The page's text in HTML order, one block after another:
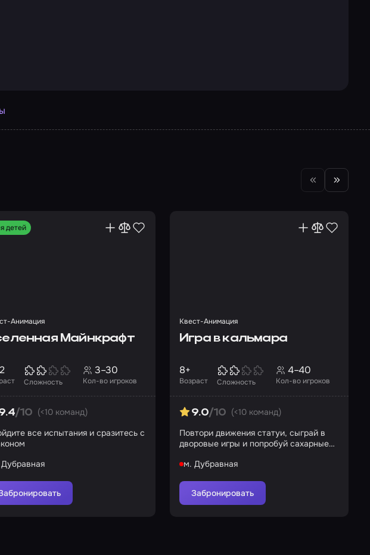
детей
Анимация
Майнкрафт
Сложность Кол-во игроков
3–30
/10 (<10 команд)
все испытания и сразитесь с
Квест-Анимация
Игра в кальмара
Возраст
8+
Сложность Кол-во игроков
4–40
9.0/10 (<10 команд)
Повтори движения статуи, сыграй в
дворовые игры и попробуй сахарные
м. Дубравная
Забронировать